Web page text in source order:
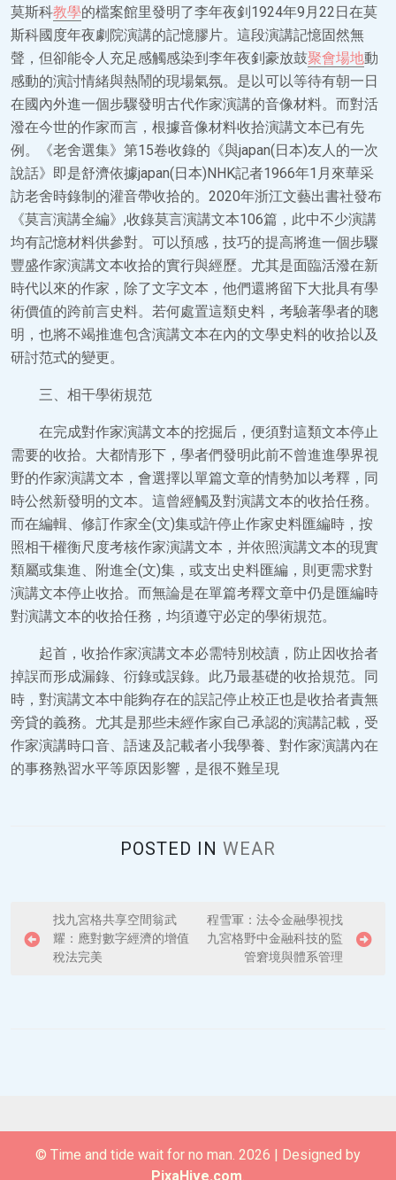
莫斯科教學的檔案館里發明了李年夜釗1924年9月22日在莫
斯科國度年夜劇院演講的記憶膠片。這段演講記憶固然無
聲，但卻能令人充足感觸感染到李年夜釗豪放鼓聚會場地動
感動的演討情緒與熱鬧的現場氣氛。是以可以等待有朝一日
在國內外進一個步驟發明古代作家演講的音像材料。而對活
潑在今世的作家而言，根據音像材料收拾演講文本已有先
例。《老舍選集》第15卷收錄的《與japan(日本)友人的一次
說話》即是舒濟依據japan(日本)NHK記者1966年1月來華采
訪老舍時錄制的灌音帶收拾的。2020年浙江文藝出書社發布
《莫言演講全編》,收錄莫言演講文本106篇，此中不少演講
均有記憶材料供參對。可以預感，技巧的提高將進一個步驟
豐盛作家演講文本收拾的實行與經歷。尤其是面臨活潑在新
時代以來的作家，除了文字文本，他們還將留下大批具有學
術價值的跨前言史料。若何處置這類史料，考驗著學者的聰
明，也將不竭推進包含演講文本在內的文學史料的收拾以及
研討范式的變更。
三、相干學術規范
在完成對作家演講文本的挖掘后，便須對這類文本停止
需要的收拾。大都情形下，學者們發明此前不曾進進學界視
野的作家演講文本，會選擇以單篇文章的情勢加以考釋，同
時公然新發明的文本。這曾經觸及對演講文本的收拾任務。
而在編輯、修訂作家全(文)集或許停止作家史料匯編時，按
照相干權衡尺度考核作家演講文本，并依照演講文本的現實
類屬或集進、附進全(文)集，或支出史料匯編，則更需求對
演講文本停止收拾。而無論是在單篇考釋文章中仍是匯編時
對演講文本的收拾任務，均須遵守必定的學術規范。
起首，收拾作家演講文本必需特別校讀，防止因收拾者
掉誤而形成漏錄、衍錄或誤錄。此乃最基礎的收拾規范。同
時，對演講文本中能夠存在的誤記停止校正也是收拾者責無
旁貸的義務。尤其是那些未經作家自己承認的演講記載，受
作家演講時口音、語速及記載者小我學養、對作家演講內在
的事務熟習水平等原因影響，是很不難呈現
POSTED IN WEAR
o
g
找九宮格共享空間翁武
耀：應對數字經濟的增值
稅法完美
程雪軍：法令金融學視找
九宮格野中金融科技的監
管窘境與體系管理
© Time and tide wait for no man. 2026 | Designed by
PixaHive.com